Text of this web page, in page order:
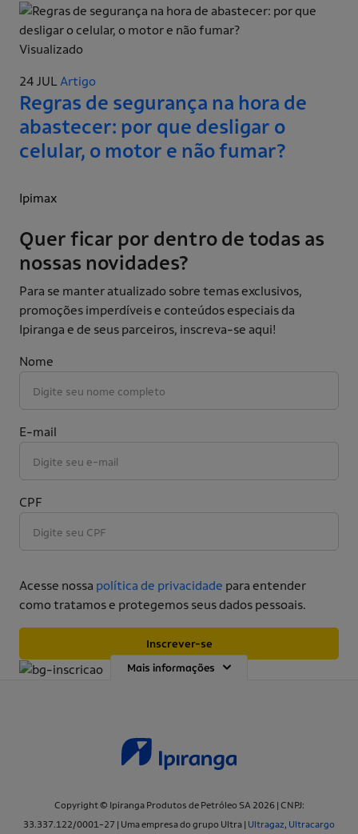
Visualizado
24 JULArtigo
Regras de segurança na hora de
abastecer: por que desligar o
celular, o motor e não fumar?
Ipimax
Quer ficar por dentro de todas as
nossas novidades?
Para se manter atualizado sobre temas exclusivos,
promoções imperdíveis e conteúdos especiais da
Ipiranga e de seus parceiros, inscreva-se aqui!
Nome
E-mail
CPF
Acesse nossa política de privacidade para entender
como tratamos e protegemos seus dados pessoais.
Inscrever-se
Mais informações
Copyright © Ipiranga Produtos de Petróleo SA 2026 | CNPJ:
33.337.122/0001-27 | Uma empresa do grupo Ultra | Ultragaz, Ultracargo